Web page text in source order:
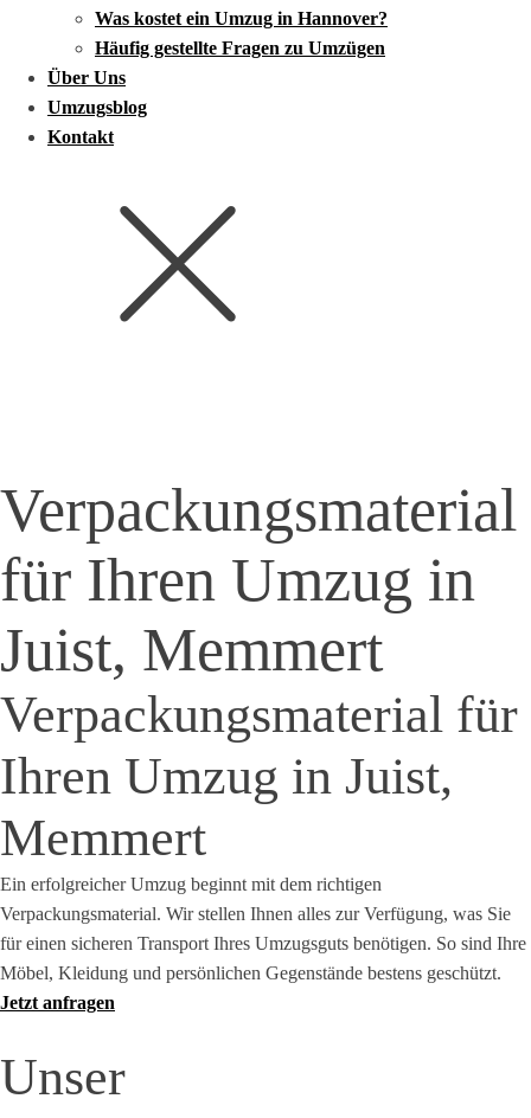
Was kostet ein Umzug in Hannover?
Häufig gestellte Fragen zu Umzügen
Über Uns
Umzugsblog
Kontakt
Verpackungsmaterial
für Ihren Umzug in
Juist, Memmert
Verpackungsmaterial für
Ihren Umzug in Juist,
Memmert
Ein erfolgreicher Umzug beginnt mit dem richtigen
Verpackungsmaterial. Wir stellen Ihnen alles zur Verfügung, was Sie
für einen sicheren Transport Ihres Umzugsguts benötigen. So sind Ihre
Möbel, Kleidung und persönlichen Gegenstände bestens geschützt.
Jetzt anfragen
Unser